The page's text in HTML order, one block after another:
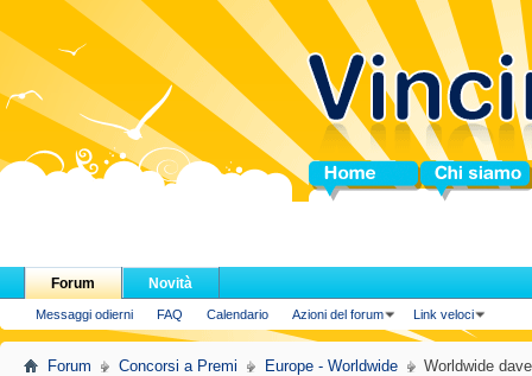
Home Chi siamo
Forum
Messaggi odierni FAQ Calendario Azioni del forum Link veloci
Novità
Forum Concorsi a Premi Europe - Worldwide Worldwide